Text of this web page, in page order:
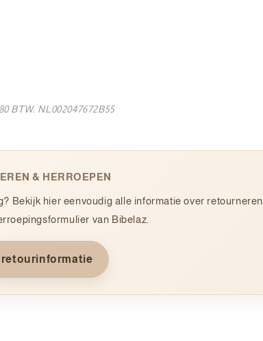
BTW: NL002047672B55
& HERROEPEN
Bekijk hier eenvoudig alle informatie over retourneren,
van Bibelaz.
retourinformatie